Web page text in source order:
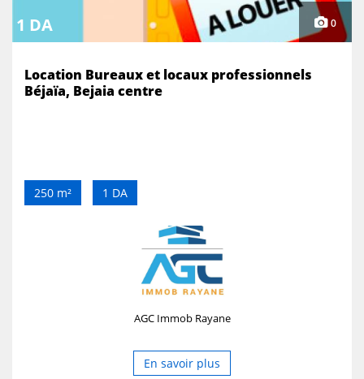
1 DA 0
Location Bureaux et locaux professionnels
Béjaïa, Bejaia centre
250 m² 1 DA
AGC Immob Rayane
En savoir plus